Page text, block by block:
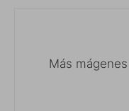
Más